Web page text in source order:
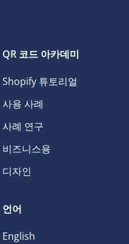
QR 코드 아카데미
Shopify 튜토리얼
사용 사례
사례 연구
비즈니스용
디자인
언어
English